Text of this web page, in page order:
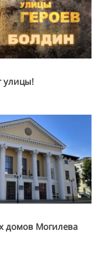
улицы!
домов Могилева